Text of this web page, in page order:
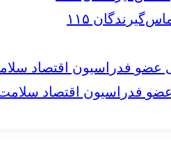
۱۱۵
فدراسیون اقتصاد